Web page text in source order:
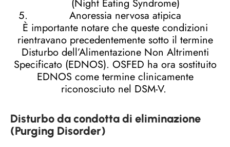
(Night Eating Syndrome)
Anoressia nervosa atipica
È importante notare che queste condizioni
rientravano precedentemente sotto il termine
Disturbo dell’Alimentazione Non Altrimenti
Specificato (EDNOS). OSFED ha ora sostituito
EDNOS come termine clinicamente
riconosciuto nel DSM-V.
Disturbo da condotta di eliminazione
(Purging Disorder)